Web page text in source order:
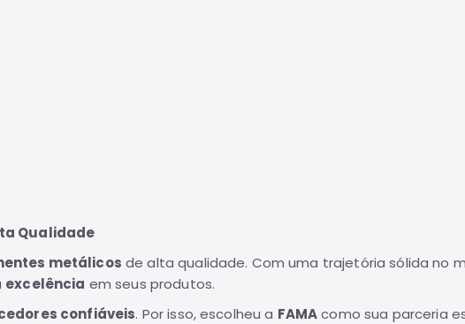
Qualidade
metálicos de alta qualidade. Com uma trajetória sólida no
excelência em seus produtos.
confiáveis. Por isso, escolheu a FAMAcomo sua parceria